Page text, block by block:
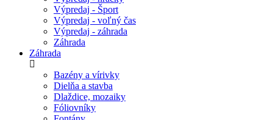
Výpredaj - Šport
Výpredaj - voľný čas
Výpredaj - záhrada
Záhrada
Záhrada
Bazény a vírivky
Dielňa a stavba
Dlaždice, mozaiky
Fóliovníky